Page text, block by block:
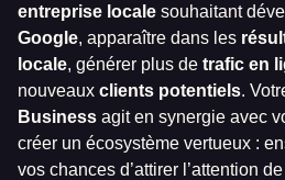
entreprise locale souhaitant
Google, apparaître dans les
locale, générer plus de trafic en
nouveaux clients potentiels.
Business agit en synergie avec
créer un écosystème vertueux :
vos chances d’attirer l’attention